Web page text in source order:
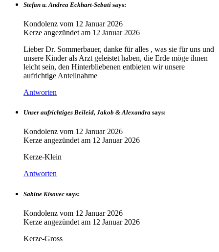
Stefan u. Andrea Eckhart-Sebati says:
Kondolenz vom 12 Januar 2026
Kerze angezündet am 12 Januar 2026
Lieber Dr. Sommerbauer, danke für alles , was sie für uns und
unsere Kinder als Arzt geleistet haben, die Erde möge ihnen
leicht sein, den Hinterbliebenen entbieten wir unsere
aufrichtige Anteilnahme
Antworten
Unser aufrichtiges Beileid, Jakob & Alexandra says:
Kondolenz vom 12 Januar 2026
Kerze angezündet am 12 Januar 2026
Kerze-Klein
Antworten
Sabine Kisovec says:
Kondolenz vom 12 Januar 2026
Kerze angezündet am 12 Januar 2026
Kerze-Gross